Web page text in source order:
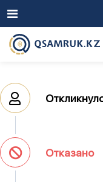
Отказано